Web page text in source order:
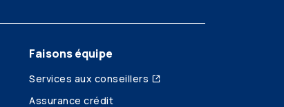
Faisons équipe
Services aux conseillers
Assurance crédit